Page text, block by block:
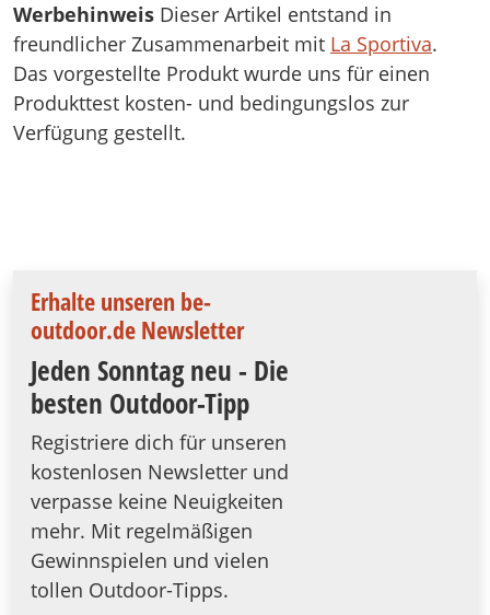
Werbehinweis Dieser Artikel entstand in
freundlicher Zusammenarbeit mit La Sportiva.
Das vorgestellte Produkt wurde uns für einen
Produkttest kosten- und bedingungslos zur
Verfügung gestellt.
Erhalte unseren be-
outdoor.de Newsletter
Jeden Sonntag neu - Die
besten Outdoor-Tipp
Registriere dich für unseren
kostenlosen Newsletter und
verpasse keine Neuigkeiten
mehr. Mit regelmäßigen
Gewinnspielen und vielen
tollen Outdoor-Tipps.